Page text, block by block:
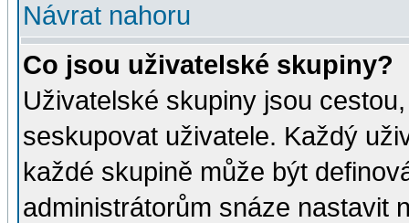
Návrat nahoru
Co jsou uživatelské skupiny?
Uživatelské skupiny jsou
seskupovat uživatele. Každý
každé skupině může být
administrátorům snáze nastavit